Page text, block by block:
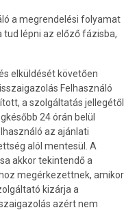
a megrendelési folyamat
tud lépni az előző fázisba,
elküldését követően
Felhasználó
a szolgáltatás jellegétől
24 órán belül
az ajánlati
alól mentesül. A
akkor tekintendő a
megérkezettnek, amikor
kizárja a
azért nem